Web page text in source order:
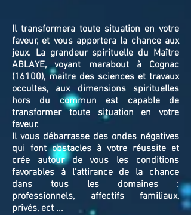
Il transformera toute situation en votre
faveur, et vous apportera la chance aux
jeux. La grandeur spirituelle du Maître
ABLAYE, voyant marabout à Cognac
(16100), maitre des sciences et travaux
occultes, aux dimensions spirituelles
hors du commun est capable de
transformer toute situation en votre
faveur.
Il vous débarrasse des ondes négatives
qui font obstacles à votre réussite et
crée autour de vous les conditions
favorables à l’attirance de la chance
dans tous les domaines :
professionnels, affectifs familiaux,
privés, ect ...